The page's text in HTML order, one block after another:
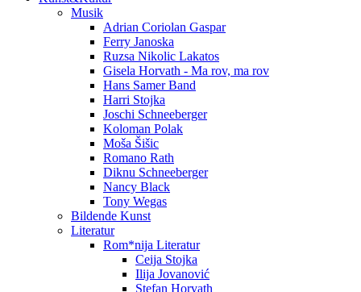
Musik
Adrian Coriolan Gaspar
Ferry Janoska
Ruzsa Nikolic Lakatos
Gisela Horvath - Ma rov, ma rov
Hans Samer Band
Harri Stojka
Joschi Schneeberger
Koloman Polak
Moša Šišic
Romano Rath
Diknu Schneeberger
Nancy Black
Tony Wegas
Bildende Kunst
Literatur
Rom*nija Literatur
Ceija Stojka
Ilija Jovanović
Stefan Horvath